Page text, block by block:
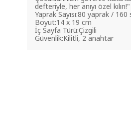
defteriyle, her anıyı özel kılın!"
Yaprak Sayısı:80 yaprak / 160
Boyut:14 x 19 cm
İç Sayfa Türü:Çizgili
Güvenlik:Kilitli, 2 anahtar